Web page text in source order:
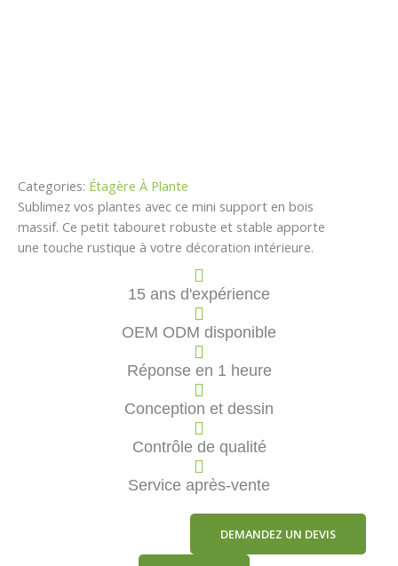
Categories: Étagère À Plante
Sublimez vos plantes avec ce mini support en bois
massif. Ce petit tabouret robuste et stable apporte
une touche rustique à votre décoration intérieure.
15 ans d'expérience
OEM ODM disponible
Réponse en 1 heure
Conception et dessin
Contrôle de qualité
Service après-vente
DEMANDEZ UN DEVIS